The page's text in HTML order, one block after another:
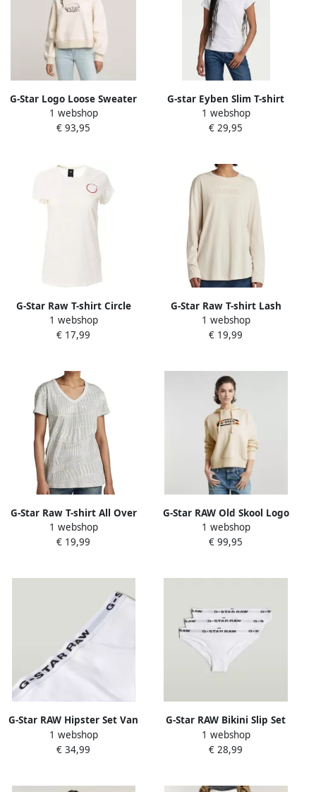
G-Star Logo Loose Sweater
voor Vrouwen White Dames
1 webshop
€ 93,95
G-star Eyben Slim T-shirt
1 webshop
€ 29,95
G-Star Raw T-shirt Circle
1 webshop
€ 17,99
G-Star Raw T-shirt Lash
D22036
1 webshop
€ 19,99
G-Star Raw T-shirt All Over
Print D21210
1 webshop
€ 19,99
G-Star RAW Old Skool Logo
Loose Hoodie Wit Dames
1 webshop
€ 99,95
G-Star RAW Hipster Set Van
3 Wit Dames
1 webshop
€ 34,99
G-Star RAW Bikini Slip Set
Van 3 Wit Dames
1 webshop
€ 28,99